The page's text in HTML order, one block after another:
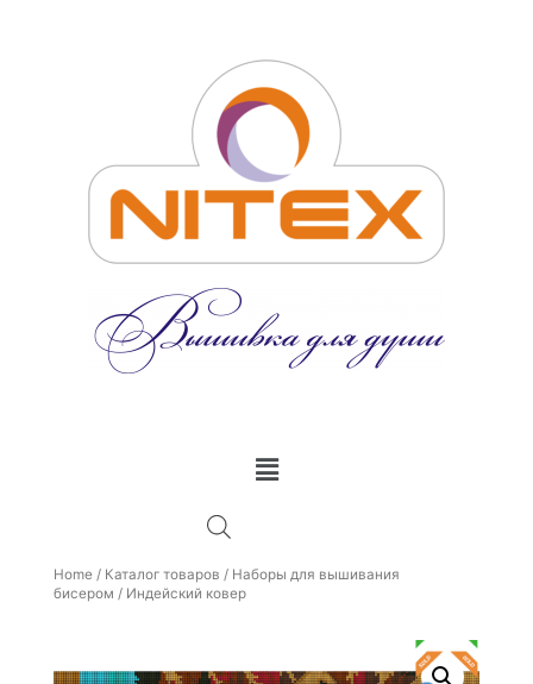
Home / Каталог товаров / Наборы для вышивания
бисером / Индейский ковер